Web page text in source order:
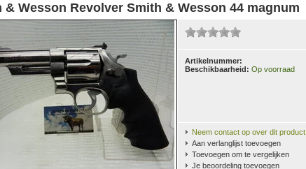
& Wesson Revolver Smith & Wesson 44 magnum
Artikelnummer:
Beschikbaarheid: Op voorraad
Neem contact op over dit product
Aan verlanglijst toevoegen
Toevoegen om te vergelijken
Je beoordeling toevoegen